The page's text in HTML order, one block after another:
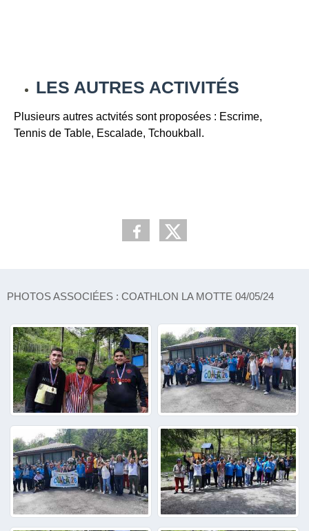
LES AUTRES ACTIVITÉS
Plusieurs autres actvités sont proposées : Escrime,
Tennis de Table, Escalade, Tchoukball.
PHOTOS ASSOCIÉES : COATHLON LA MOTTE 04/05/24